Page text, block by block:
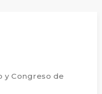
y Congreso de